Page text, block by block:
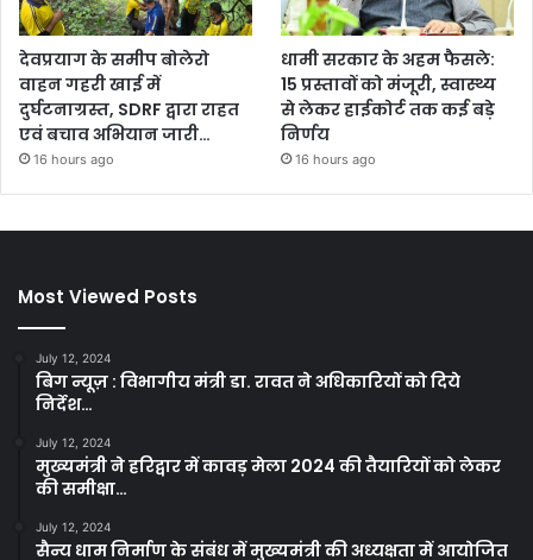
देवप्रयाग के समीप बोलेरो
वाहन गहरी खाई में
दुर्घटनाग्रस्त, SDRF द्वारा राहत
एवं बचाव अभियान जारी…
16 hours ago
धामी सरकार के अहम फैसले:
15 प्रस्तावों को मंजूरी, स्वास्थ्य
से लेकर हाईकोर्ट तक कई बड़े
निर्णय
16 hours ago
Most Viewed Posts
July 12, 2024
बिग न्यूज़ : विभागीय मंत्री डा. रावत ने अधिकारियों को दिये
निर्देश…
July 12, 2024
मुख्यमंत्री ने हरिद्वार में कावड़ मेला 2024 की तैयारियों को लेकर
की समीक्षा…
July 12, 2024
सैन्य धाम निर्माण के संबंध में मुख्यमंत्री की अध्यक्षता में आयोजित